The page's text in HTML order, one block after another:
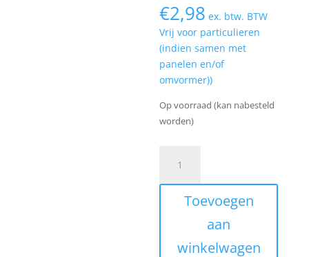
€2,98 ex. btw. BTW
Vrij voor particulieren
(indien samen met
panelen en/of
omvormer))
Op voorraad (kan nabesteld
worden)
FlatFix
Universele
middenklem
vereffening
(ZWART)
Toevoegen
aan
winkelwagen